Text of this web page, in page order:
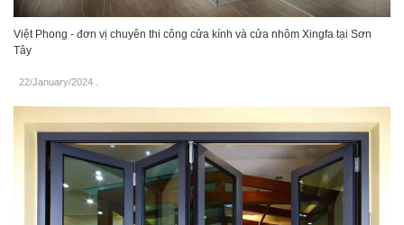
Việt Phong - đơn vị chuyên thi công cửa kính và cửa nhôm Xingfa tại Sơn
Tây
22/January/2024